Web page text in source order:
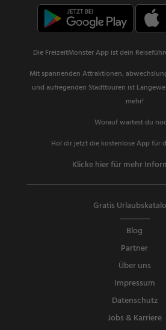
Die FreizeitMonster App ist dein
Mit spannenden Attraktionen,
und aufregenden Stadttouren ist
mehr!
Worauf wartest du
Hol dir jetzt die kostenlose App für
Klicke hier für mehr
Gratis
Blog
Partner
Über uns
Impressum
Datenschutz
Jobs & Karriere